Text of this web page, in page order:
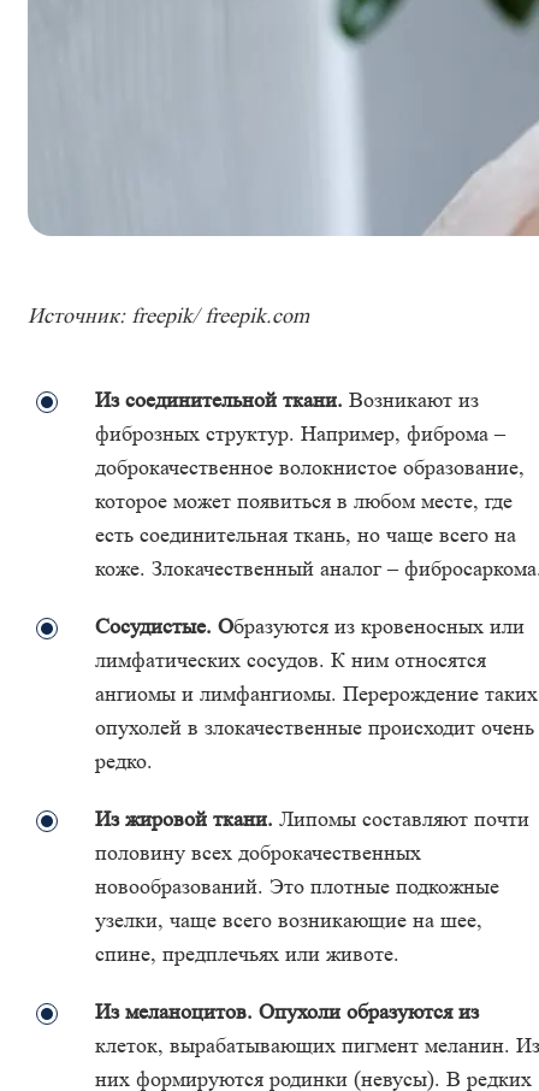
Источник: freepik/ freepik.com
Из соединительной ткани. Возникают из
фиброзных структур. Например, фиброма –
доброкачественное волокнистое образование,
которое может появиться в любом месте, где
есть соединительная ткань, но чаще всего на
коже. Злокачественный аналог –
Сосудистые. Образуются из кровеносных или
лимфатических сосудов. К ним относятся
ангиомы и лимфангиомы. Перерождение таких
опухолей в злокачественные происходит очень
редко.
Из жировой ткани. Липомы составляют почти
половину всех доброкачественных
новообразований. Это плотные подкожные
узелки, чаще всего возникающие на шее,
спине, предплечьях или животе.
Из меланоцитов. Опухоли образуются из
клеток, вырабатывающих пигмент меланин. Из
них формируются родинки (невусы). В редких